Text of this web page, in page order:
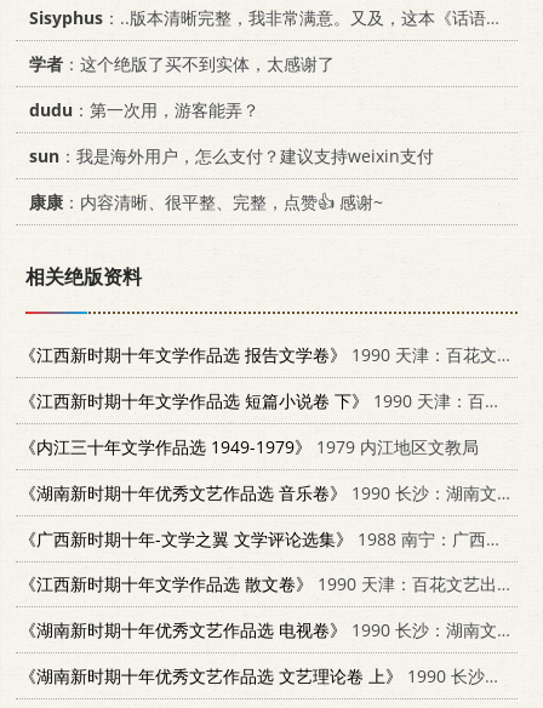
Sisyphus ：..版本清晰完整，我非常满意。又及，这本《话语的真相》...
学者 ：这个绝版了买不到实体，太感谢了
dudu ：第一次用，游客能弄？
sun ：我是海外用户，怎么支付？建议支持weixin支付
康康 ：内容清晰、很平整、完整，点赞👍 感谢~
相关绝版资料
《江西新时期十年文学作品选 报告文学卷》
1990 天津：百花文艺出版社
《江西新时期十年文学作品选 短篇小说卷 下》
1990 天津：百花文艺出版社
《内江三十年文学作品选 1949-1979》
1979 内江地区文教局
《湖南新时期十年优秀文艺作品选 音乐卷》
1990 长沙：湖南文艺出版社 7540405856
《广西新时期十年-文学之翼 文学评论选集》
1988 南宁：广西民族出版社
《江西新时期十年文学作品选 散文卷》
1990 天津：百花文艺出版社
《湖南新时期十年优秀文艺作品选 电视卷》
1990 长沙：湖南文艺出版社 7540405791
《湖南新时期十年优秀文艺作品选 文艺理论卷 上》
1990 长沙：湖南文艺出版社 7540405813